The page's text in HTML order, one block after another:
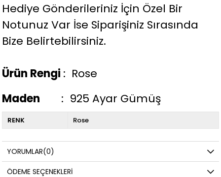
Hediye Gönderileriniz İçin Özel Bir
Notunuz Var İse Siparişiniz Sırasında
Bize Belirtebilirsiniz.
Ürün Rengi : Rose
Maden
: 925 Ayar Gümüş
RENK Rose
YORUMLAR(0)
ÖDEME SEÇENEKLERI